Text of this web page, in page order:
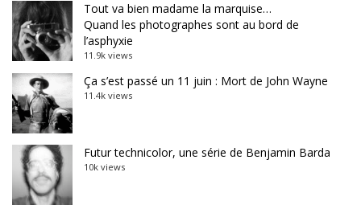
Tout va bien madame la marquise…
Quand les photographes sont au bord de
l’asphyxie
11.9k views
Ça s’est passé un 11 juin : Mort de John Wayne
11.4k views
Futur technicolor, une série de Benjamin Barda
10k views